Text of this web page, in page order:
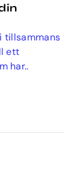
tillsammans
ett
har..